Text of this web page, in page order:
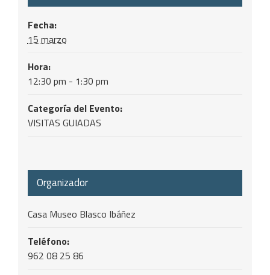
Fecha:
15 marzo
Hora:
12:30 pm - 1:30 pm
Categoría del Evento:
VISITAS GUIADAS
Organizador
Casa Museo Blasco Ibáñez
Teléfono:
962 08 25 86